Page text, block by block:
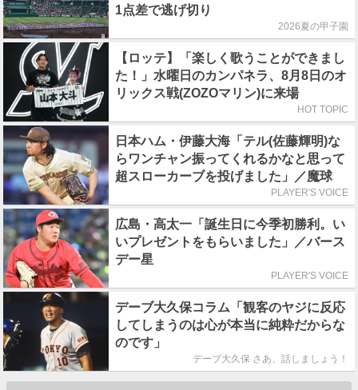
1点差で逃げ切り
2026夏の甲子園
【ロッテ】「楽しく歌うことができまし
た！」水曜日のカンパネラ、8月8日のオ
リックス戦(ZOZOマリン)に来場
HOT TOPIC
日本ハム・伊藤大海「テル(佐藤輝明)な
らワンチャン振ってくれるかなと思って
超スローカーブを投げました」／魔球
PLAYER'S VOICE
広島・高太一「誕生日に今季初勝利。い
いプレゼントをもらいました」／バース
デー星
PLAYER'S VOICE
デーブ大久保コラム「観客のヤジに反応
してしまうのは心が本当に純粋だからな
のです」
デーブ大久保 さあ、話しましょう！